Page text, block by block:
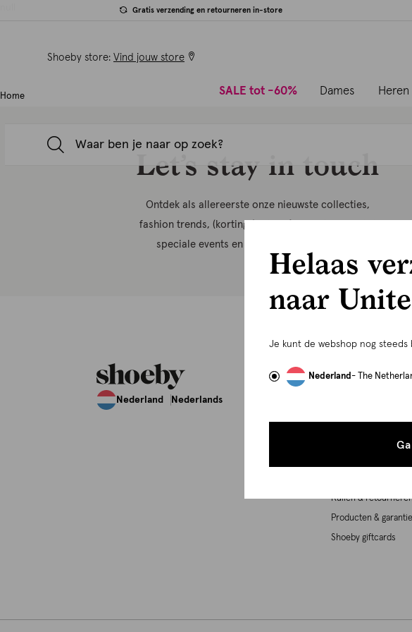
Gratis verzending en retourneren in-store
Shoeby store: Vind jouw store
SALE tot -60% Dames Heren
Home
Let’s stay in touch
Ontdek als allereerste onze nieuwste collecties,
fashion trends, (kortings)acties én krijg toegang tot
speciale events en exclusieve early access.
Nederland Nederlands
Service
Check mijn
Ruilen &
Producten & garantie
Shoeby giftcards
Helaas
naar
Je kunt de webshop nog steeds
Nederland- The